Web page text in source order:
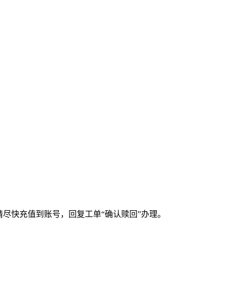
快充值到账号，回复工单“确认赎回”办理。